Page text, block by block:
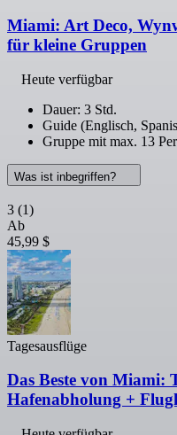
Miami: Art Deco,
für kleine Gruppen
Heute verfügbar
Dauer: 3 Std.
Guide (Englisch,
Gruppe mit max. 13
Was ist inbegriffen?
3 (1)
Ab
45,99 $
Tagesausflüge
Das Beste von
Hafenabholung +